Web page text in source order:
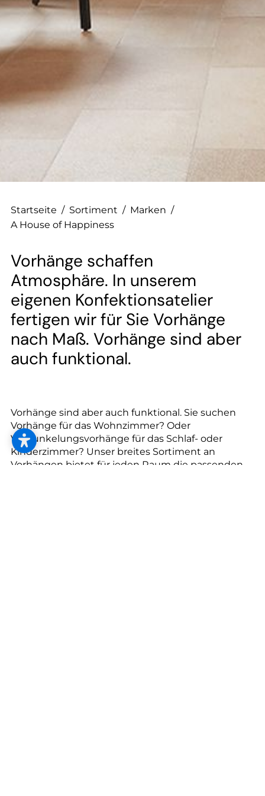
--
--
--
Startseite / Sortiment / Marken /
A House of Happiness
Vorhänge schaffen
Atmosphäre. In unserem
eigenen Konfektionsatelier
fertigen wir für Sie Vorhänge
nach Maß. Vorhänge sind aber
auch funktional.
Vorhänge sind aber auch funktional. Sie suchen
Vorhänge für das Wohnzimmer? Oder
Verdunkelungsvorhänge für das Schlaf- oder
Kinderzimmer? Unser breites Sortiment an
Vorhängen bietet für jeden Raum die passenden